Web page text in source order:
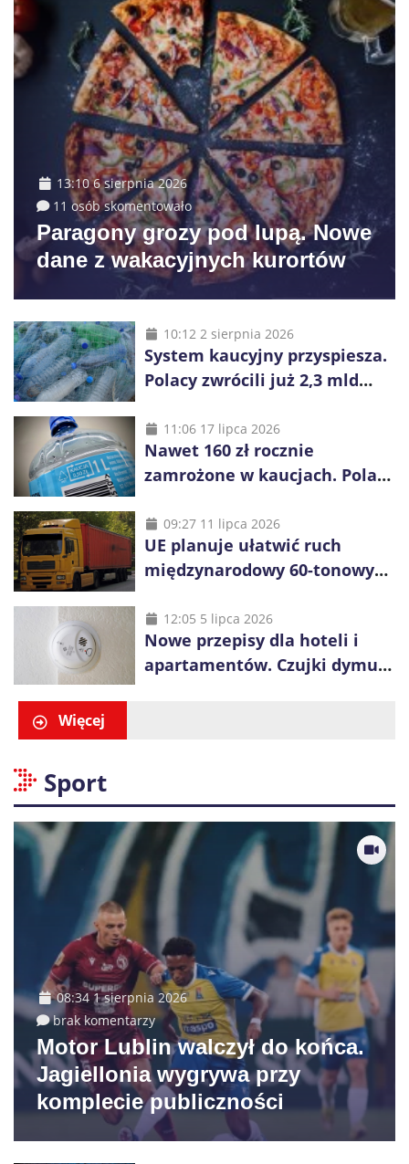
13:10 6 sierpnia 2026
11 osób skomentowało
Paragony grozy pod lupą. Nowe
dane z wakacyjnych kurortów
10:12 2 sierpnia 2026
System kaucyjny przyspiesza.
Polacy zwrócili już 2,3 mld
11:06 17 lipca 2026
Nawet 160 zł rocznie
zamrożone w kaucjach. Polacy
vouchery
09:27 11 lipca 2026
UE planuje ułatwić ruch
międzynarodowy 60-tonowych
konkurencji
12:05 5 lipca 2026
Nowe przepisy dla hoteli i
apartamentów. Czujki dymu
Więcej
Sport
08:34 1 sierpnia 2026
brak komentarzy
Motor Lublin walczył do końca.
Jagiellonia wygrywa przy
komplecie publiczności